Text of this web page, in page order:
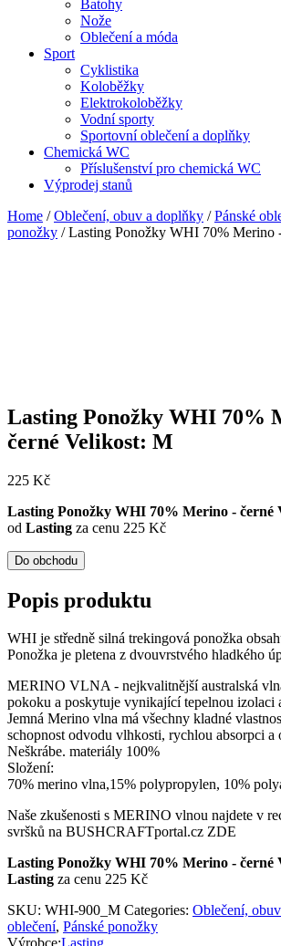
Batohy
Nože
Oblečení a móda
Sport
Cyklistika
Koloběžky
Elektrokoloběžky
Vodní sporty
Sportovní oblečení a doplňky
Chemická WC
Příslušenství pro chemická WC
Výprodej stanů
Home /Oblečení, obuv a doplňky /Pánské
ponožky / Lasting Ponožky WHI 70% Merino
Lasting Ponožky WHI 70%
černé Velikost: M
225 Kč
Lasting Ponožky WHI 70% Merino - černé
od Lasting za cenu 225 Kč
Do obchodu
Popis produktu
WHI je středně silná trekingová ponožka
Ponožka je pletena z dvouvrstvého hladkého
MERINO VLNA - nejkvalitnější australská
pokoku a poskytuje vynikající tepelnou izolaci
Jemná Merino vlna má všechny kladné
schopnost odvodu vlhkosti, rychlou absorpci a
Neškrábe. materiály 100%
Složení:
70% merino vlna,15% polypropylen, 10%
Naše zkušenosti s MERINO vlnou najdete v
svršků na BUSHCRAFTportal.cz ZDE
Lasting Ponožky WHI 70% Merino - černé
Lasting za cenu 225 Kč
SKU: WHI-900_M Categories: Oblečení,
oblečení, Pánské ponožky